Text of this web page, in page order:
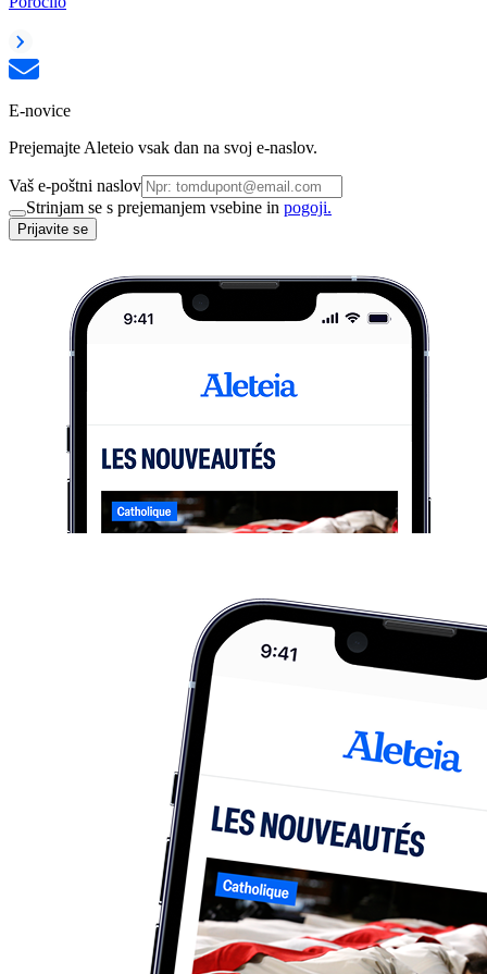
E-novice
Prejemajte Aleteio vsak dan na svoj e-naslov.
Vaš e-poštni naslov
Strinjam se s prejemanjem vsebine in pogoji.
Prijavite se